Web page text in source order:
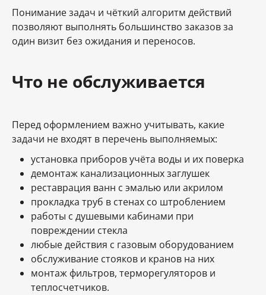
Понимание задач и чёткий алгоритм действий
позволяют выполнять большинство заказов за
один визит без ожидания и переносов.
Что не обслуживается
Перед оформлением важно учитывать, какие
задачи не входят в перечень выполняемых:
установка приборов учёта воды и их поверка
демонтаж канализационных заглушек
реставрация ванн с эмалью или акрилом
прокладка труб в стенах со штроблением
работы с душевыми кабинами при
повреждении стекла
любые действия с газовым оборудованием
обслуживание стояков и кранов на них
монтаж фильтров, терморегуляторов и
теплосчетчиков.